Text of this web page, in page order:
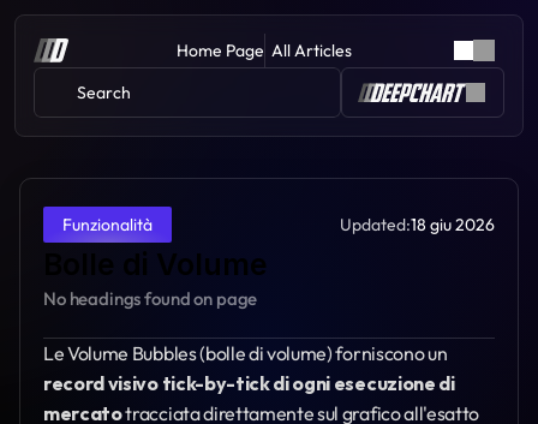
Home Page All Articles
Search
Funzionalità Updated:18 giu 2026
Bolle di Volume
No headings found on page
record visivo tick-by-tick di ogni esecuzione di
mercato tracciata direttamente sul grafico all'esatto